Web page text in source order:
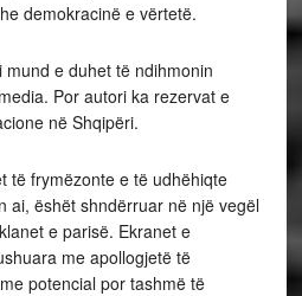
demokracinë e vërtetë.
mund e duhet të ndihmonin
Por autori ka rezervat e
në Shqipëri.
të frymëzonte e të udhëhiqte
ai, ëshët shndërruar në një vegël
e parisë. Ekranet e
me apollogjetë të
potencial por tashmë të